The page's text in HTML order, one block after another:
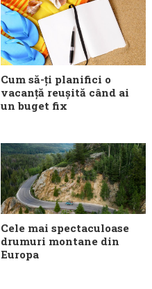
Cum să-ți planifici o
vacanță reușită când ai
un buget fix
Cele mai spectaculoase
drumuri montane din
Europa